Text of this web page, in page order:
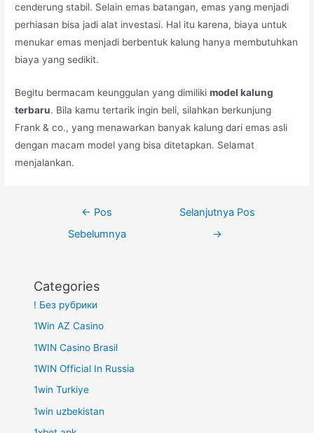
cenderung stabil. Selain emas batangan, emas yang menjadi
perhiasan bisa jadi alat investasi. Hal itu karena, biaya untuk
menukar emas menjadi berbentuk kalung hanya membutuhkan
biaya yang sedikit.
Begitu bermacam keunggulan yang dimilikimodel kalung
terbaru. Bila kamu tertarik ingin beli, silahkan berkunjung
Frank & co., yang menawarkan banyak kalung dari emas asli
dengan macam model yang bisa ditetapkan. Selamat
menjalankan.
← Pos
Sebelumnya
Selanjutnya Pos
→
Categories
! Без рубрики
1Win AZ Casino
1WIN Casino Brasil
1WIN Official In Russia
1win Turkiye
1win uzbekistan